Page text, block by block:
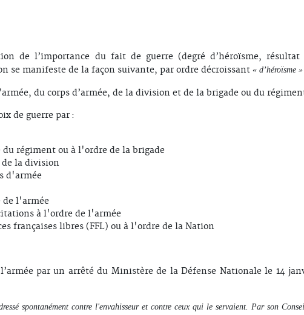
de l’importance du fait de guerre (degré d’héroïsme, résultat
se manifeste de la façon suivante, par ordre décroissant « d’héroïsme »
du corps d’armée, de la division et de la brigade ou du
de guerre par :
régiment ou à l'ordre de la brigade
la division
d'armée
l'armée
à l'ordre de l'armée
françaises libres (FFL) ou à l'ordre de la Nation
par un arrêté du Ministère de la Défense Nationale le 14
spontanément contre l'envahisseur et contre ceux qui le servaient. Par son